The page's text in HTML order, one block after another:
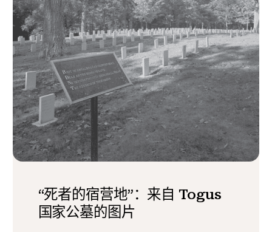
“死者的宿营地”：来自 Togus
国家公墓的图片